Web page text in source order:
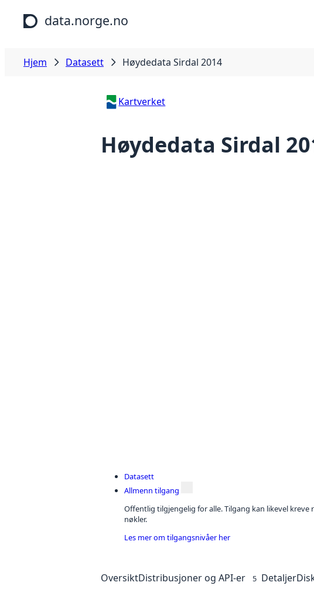
Hopp til hovedinnhold
data.norge.no
Hjem Datasett Høydedata Sirdal 2014
Kartverket
Høydedata Sirdal
Datasett
Allmenn tilgang
Offentlig tilgjengelig for alle. Tilgang kan likevel
nøkler.
Les mer om tilgangsnivåer her
OversiktDistribusjoner og API-er 5 Detaljer